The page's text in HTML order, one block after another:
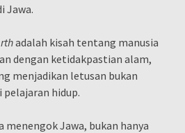
Jawa.
adalah kisah tentang manusia
dengan ketidakpastian alam,
menjadikan letusan bukan
hidup.
Jawa, bukan hanya